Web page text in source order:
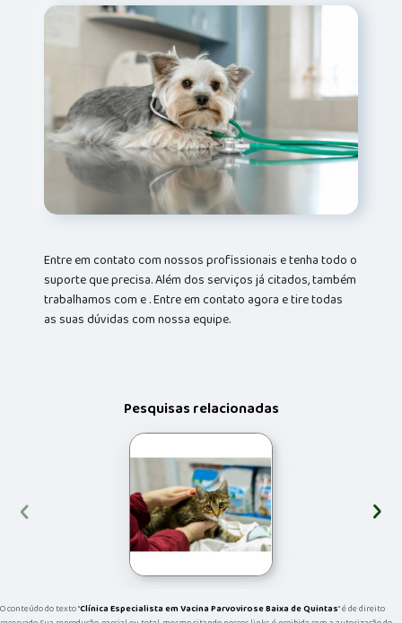
Entre em contato com nossos profissionais e tenha todo o
suporte que precisa. Além dos serviços já citados, também
trabalhamos com e . Entre em contato agora e tire todas
as suas dúvidas com nossa equipe.
Pesquisas relacionadas
‹ ›
O conteúdo do texto "Clínica Especialista em Vacina Parvovirose Baixa de Quintas" é de direito